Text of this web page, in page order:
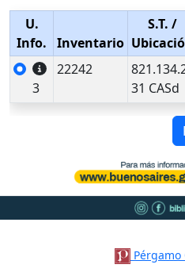
U.
Info.
Inventario
S.T. /
3
22242
31 CASd
Pérgamo